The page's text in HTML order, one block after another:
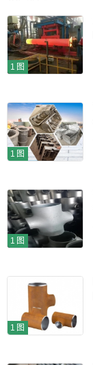
1图
1图
1图
1图